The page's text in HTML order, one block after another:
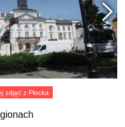
zdjęć z Płocka